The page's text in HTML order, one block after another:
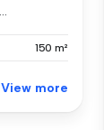
150 m²
View more